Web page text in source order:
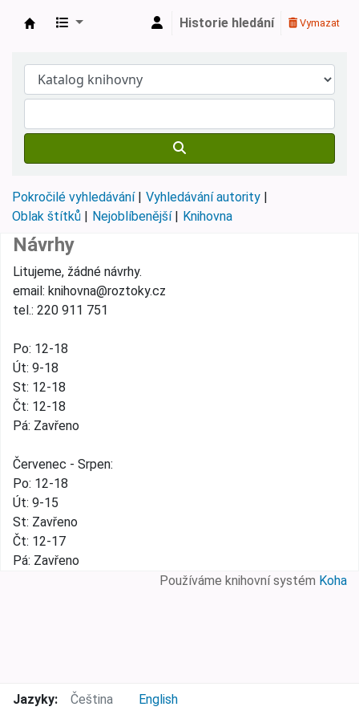
Historie hledání Vymazat
Pokročilé vyhledávání
Vyhledávání autority
Oblak štítků
Nejoblíbenější Knihovna
email: knihovna@roztoky.cz
tel.: 220 911 751
Po: 12-18
Út: 9-18
St: 12-18
Čt: 12-18
Pá: Zavřeno
Červenec - Srpen:
Po: 12-18
Út: 9-15
St: Zavřeno
Čt: 12-17
Pá: Zavřeno
Návrhy
Litujeme, žádné návrhy.
Používáme knihovní systém Koha
Jazyky: Čeština English